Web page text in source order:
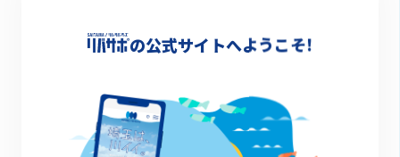
清掃活動
の公式サイトへようこそ!